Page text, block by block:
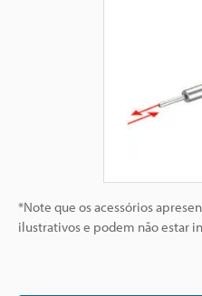
*Note que os acessórios
ilustrativos e podem não estar